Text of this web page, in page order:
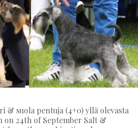
& suola pentuja (4+0) yllä olevasta
on 24th of September Salt &